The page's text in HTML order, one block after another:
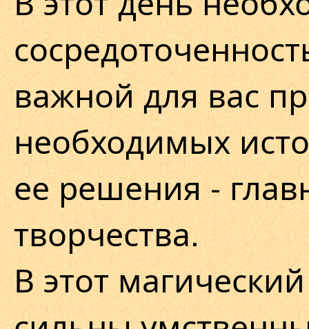
важной для вас
необходимых
ее решения -
творчества.
В этот